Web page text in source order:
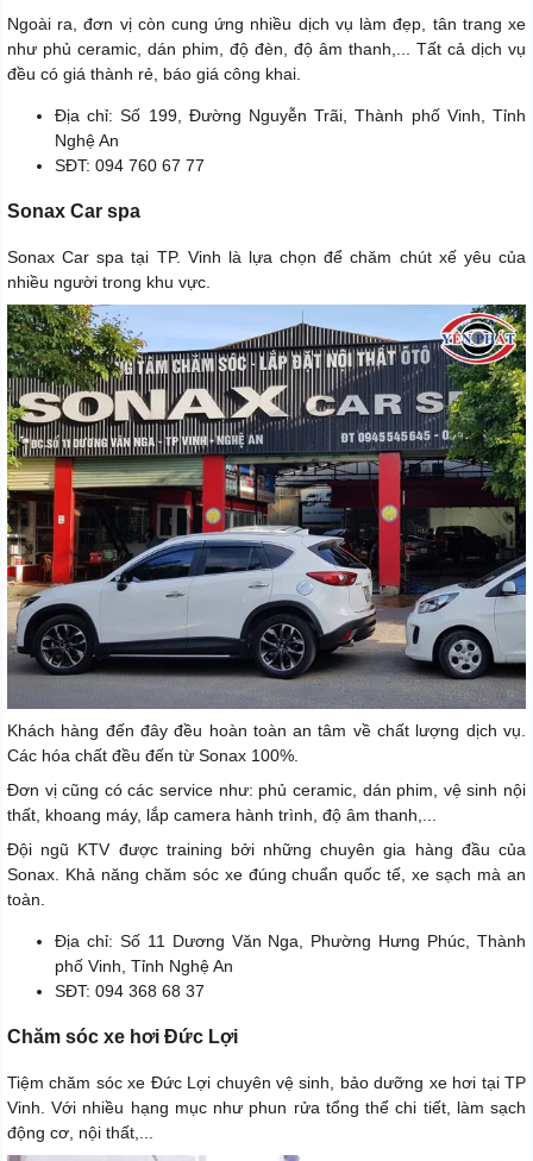
Ngoài ra, đơn vị còn cung ứng nhiều dịch vụ làm đẹp, tân trang xe
như phủ ceramic, dán phim, độ đèn, độ âm thanh,... Tất cả dịch vụ
đều có giá thành rẻ, báo giá công khai.
Địa chỉ: Số 199, Đường Nguyễn Trãi, Thành phố Vinh, Tỉnh
Nghệ An
SĐT: 094 760 67 77
Sonax Car spa
Sonax Car spa tại TP. Vinh là lựa chọn để chăm chút xế yêu của
nhiều người trong khu vực.
Khách hàng đến đây đều hoàn toàn an tâm về chất lượng dịch vụ.
Các hóa chất đều đến từ Sonax 100%.
Đơn vị cũng có các service như: phủ ceramic, dán phim, vệ sinh nội
thất, khoang máy, lắp camera hành trình, độ âm thanh,...
Đội ngũ KTV được training bởi những chuyên gia hàng đầu của
Sonax. Khả năng chăm sóc xe đúng chuẩn quốc tế, xe sạch mà an
toàn.
Địa chỉ: Số 11 Dương Văn Nga, Phường Hưng Phúc, Thành
phố Vinh, Tỉnh Nghệ An
SĐT: 094 368 68 37
Chăm sóc xe hơi Đức Lợi
Tiệm chăm sóc xe Đức Lợi chuyên vệ sinh, bảo dưỡng xe hơi tại TP
Vinh. Với nhiều hạng mục như phun rửa tổng thể chi tiết, làm sạch
động cơ, nội thất,...